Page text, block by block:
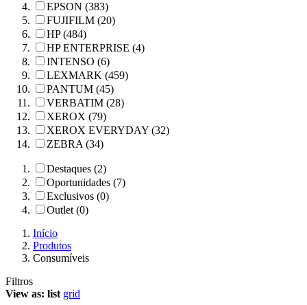
EPSON (383)
FUJIFILM (20)
HP (484)
HP ENTERPRISE (4)
INTENSO (6)
LEXMARK (459)
PANTUM (45)
VERBATIM (28)
XEROX (79)
XEROX EVERYDAY (32)
ZEBRA (34)
Destaques (2)
Oportunidades (7)
Exclusivos (0)
Outlet (0)
Início
Produtos
Consumíveis
Filtros
View as: list grid